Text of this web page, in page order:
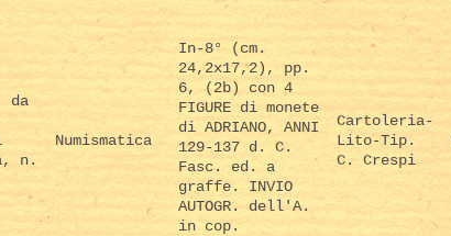
da
n.
Numismatica
In-8° (cm.
24,2x17,2), pp.
6, (2b) con 4
FIGURE di monete
di ADRIANO, ANNI
129-137 d. C.
Fasc. ed. a
graffe. INVIO
AUTOGR. dell'A.
in cop.
Cartoleria-
Lito-Tip.
C. Crespi